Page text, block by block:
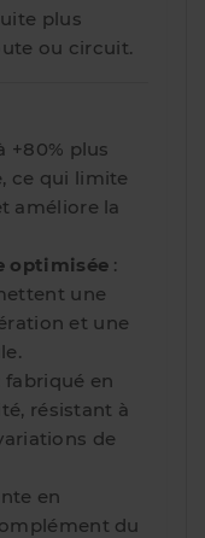
plus
ou circuit.
+80% plus
ce qui limite
améliore la
optimisée :
une
et une
fabriqué en
résistant à
de
en
du